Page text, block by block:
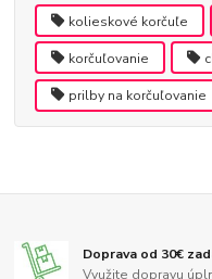
kolieskové korčuľe
korčuľovanie
prilby na korčuľovanie
Doprava od 30€
Využite dopravu